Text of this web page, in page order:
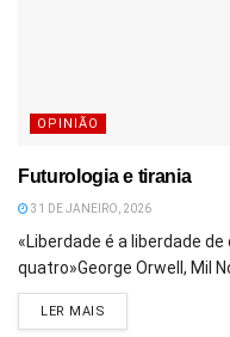
OPINIÃO
Futurologia e tirania
31 DE JANEIRO, 2026
«Liberdade é a liberdade
quatro»George Orwell, Mil
LER MAIS